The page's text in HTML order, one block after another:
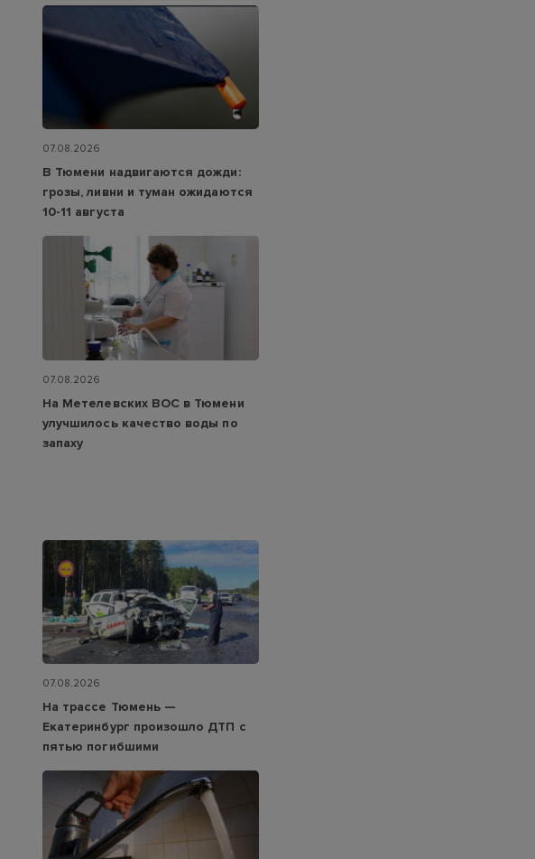
07.08.2026
В Тюмени надвигаются дожди:
грозы, ливни и туман ожидаются
10-11 августа
07.08.2026
На Метелевских ВОС в Тюмени
улучшилось качество воды по
запаху
07.08.2026
На трассе Тюмень —
Екатеринбург произошло ДТП с
пятью погибшими